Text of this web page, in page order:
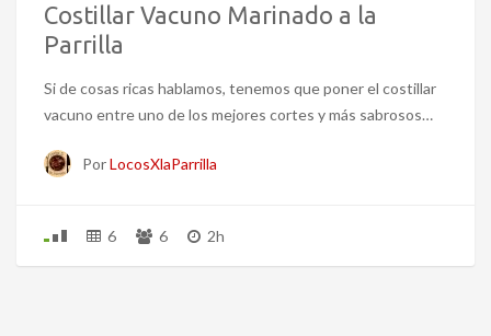
Costillar Vacuno Marinado a la
Parrilla
Si de cosas ricas hablamos, tenemos que poner el costillar
vacuno entre uno de los mejores cortes y más sabrosos…
PorLocosXlaParrilla
6 6 2h